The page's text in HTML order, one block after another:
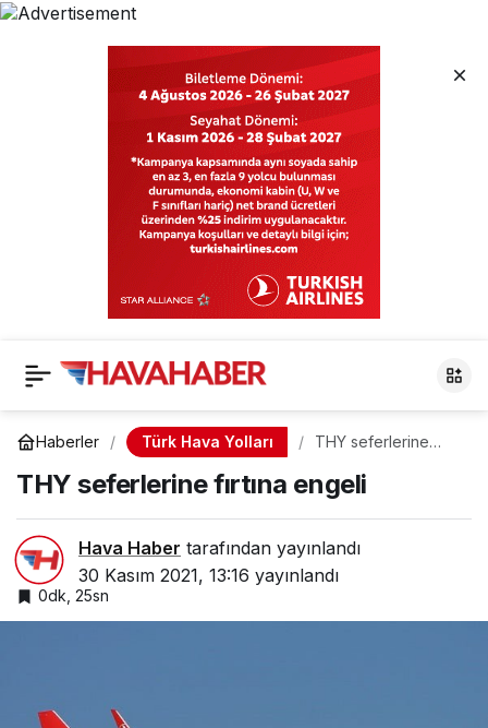
Haberler Türk Hava Yolları
THY seferlerine
THY seferlerine fırtına engeli
Hava Haber tarafından yayınlandı
30 Kasım 2021, 13:16 yayınlandı
0dk, 25sn